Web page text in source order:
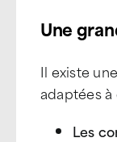
Une
Il existe
adaptées
Les